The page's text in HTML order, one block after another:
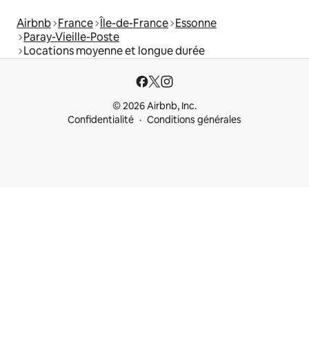
Airbnb France Île-de-France Essonne
Paray-Vieille-Poste
Locations moyenne et longue durée
© 2026 Airbnb, Inc.
Confidentialité
Conditions générales